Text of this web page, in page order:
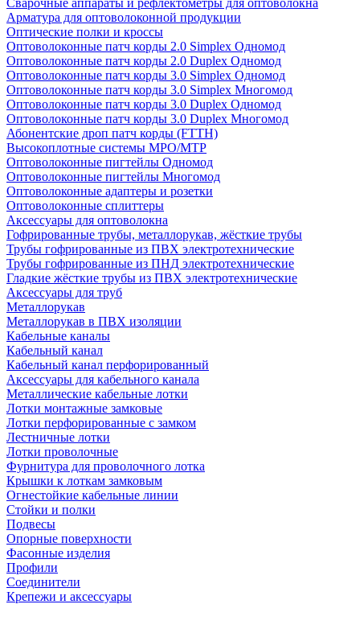
Сварочные аппараты и рефлектометры для оптоволокна
Арматура для оптоволоконной продукции
Оптические полки и кроссы
Оптоволоконные патч корды 2.0 Simplex Одномод
Оптоволоконные патч корды 2.0 Duplex Одномод
Оптоволоконные патч корды 3.0 Simplex Одномод
Оптоволоконные патч корды 3.0 Simplex Многомод
Оптоволоконные патч корды 3.0 Duplex Одномод
Оптоволоконные патч корды 3.0 Duplex Многомод
Абонентские дроп патч корды (FTTH)
Высокоплотные системы MPO/MTP
Оптоволоконные пигтейлы Одномод
Оптоволоконные пигтейлы Многомод
Оптоволоконные адаптеры и розетки
Оптоволоконные сплиттеры
Аксессуары для оптоволокна
Гофрированные трубы, металлорукав, жёсткие трубы
Трубы гофрированные из ПВХ электротехнические
Трубы гофрированные из ПНД электротехнические
Гладкие жёсткие трубы из ПВХ электротехнические
Аксессуары для труб
Металлорукав
Металлорукав в ПВХ изоляции
Кабельные каналы
Кабельный канал
Кабельный канал перфорированный
Аксессуары для кабельного канала
Металлические кабельные лотки
Лотки монтажные замковые
Лотки перфорированные с замком
Лестничные лотки
Лотки проволочные
Фурнитура для проволочного лотка
Крышки к лоткам замковым
Огнестойкие кабельные линии
Стойки и полки
Подвесы
Опорные поверхности
Фасонные изделия
Профили
Соединители
Крепежи и аксессуары